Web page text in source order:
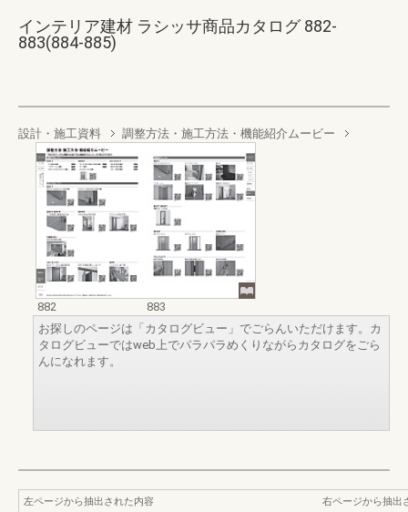
インテリア建材 ラシッサ商品カタログ 882-
883(884-885)
設計・施工資料 調整方法・施工方法・機能紹介ムービー
882
883
お探しのページは「カタログビュー」でごらんいただけます。カ
タログビューではweb上でパラパラめくりながらカタログをごら
んになれます。
左ページから抽出された内容
右ページから抽出